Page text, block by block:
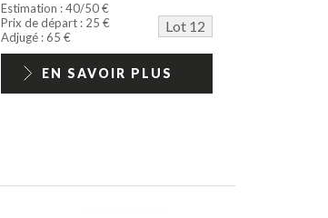
Estimation : 40/50 €
Prix de départ : 25 €
Lot 12
Adjugé : 65 €
EN SAVOIR PLUS